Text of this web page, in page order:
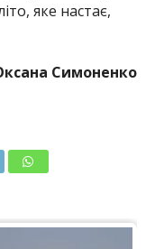
яке настає,
Симоненко